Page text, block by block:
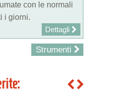
con le normali
i giorni.
Dettagli
Strumenti